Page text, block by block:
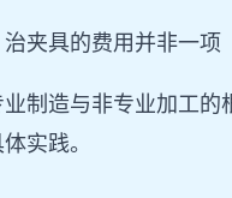
夹具的费用并非一项
制造与非专业加工
实践。